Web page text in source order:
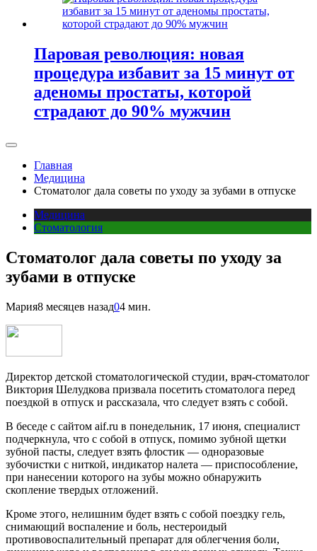
Паровая революция: новая
процедура избавит за 15 минут от
аденомы простаты, которой
страдают до 90% мужчин
Главная
Медицина
Стоматолог дала советы по уходу за зубами в отпуске
Медицина
Стоматология
Стоматолог дала советы по уходу за
зубами в отпуске
Мария8 месяцев назад04 мин.
Директор детской стоматологической студии, врач-стоматолог
Виктория Шелудкова призвала посетить стоматолога перед
поездкой в отпуск и рассказала, что следует взять с собой.
В беседе с сайтом aif.ru в понедельник, 17 июня, специалист
подчеркнула, что с собой в отпуск, помимо зубной щетки
зубной пасты, следует взять флостик — одноразовые
зубочистки с ниткой, индикатор налета — приспособление,
при нанесении которого на зубы можно обнаружить
скопление твердых отложений.
Кроме этого, нелишним будет взять с собой поездку гель,
снимающий воспаление и боль, нестероидый
противовоспалительный препарат для облегчения боли,